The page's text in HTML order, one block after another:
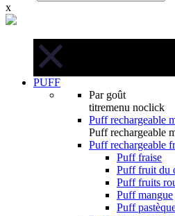
x
PUFF
Par goût
titremenu noclick
Puff rechargeable
Puff rechargeable
Puff rechargeable
Puff fraise
Puff fruit du
Puff fruits
Puff mangue
Puff